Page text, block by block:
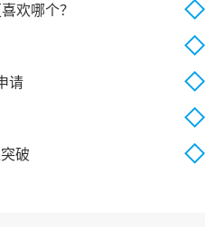
欢哪个？
请
破